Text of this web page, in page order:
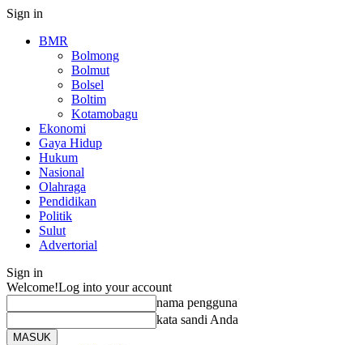
Sign in
BMR
Bolmong
Bolmut
Bolsel
Boltim
Kotamobagu
Ekonomi
Gaya Hidup
Hukum
Nasional
Olahraga
Pendidikan
Politik
Sulut
Advertorial
Sign in
Welcome!Log into your account
nama pengguna
kata sandi Anda